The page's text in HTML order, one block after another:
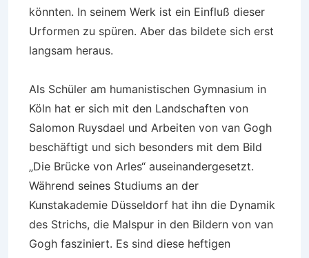
könnten. In seinem Werk ist ein Einfluß dieser
Urformen zu spüren. Aber das bildete sich erst
langsam heraus.
Als Schüler am humanistischen Gymnasium in
Köln hat er sich mit den Landschaften von
Salomon Ruysdael und Arbeiten von van Gogh
beschäftigt und sich besonders mit dem Bild
„Die Brücke von Arles“ auseinandergesetzt.
Während seines Studiums an der
Kunstakademie Düsseldorf hat ihn die Dynamik
des Strichs, die Malspur in den Bildern von van
Gogh fasziniert. Es sind diese heftigen